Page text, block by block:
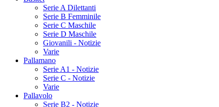
Serie A Dilettanti
Serie B Femminile
Serie C Maschile
Serie D Maschile
Giovanili - Notizie
Varie
Pallamano
Serie A1 - Notizie
Serie C - Notizie
Varie
Pallavolo
Serie B2 - Notizie